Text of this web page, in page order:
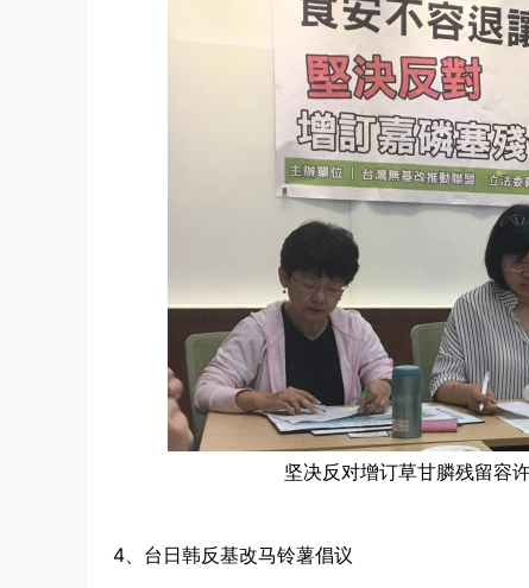
坚决反对增订草甘膦残留容
4、台日韩反基改马铃薯倡议